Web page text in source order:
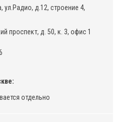
ул.Радио, д.12, строение 4,
проспект, д. 50, к. 3, офис 1
отдельно